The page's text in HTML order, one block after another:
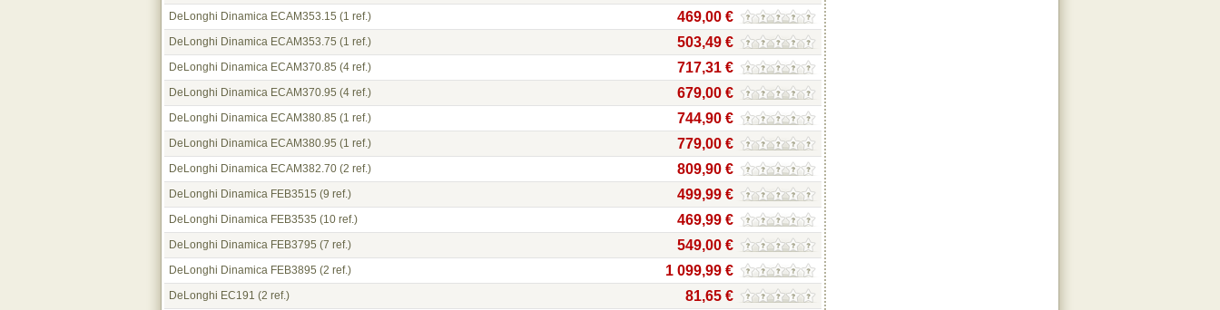
DeLonghi Dinamica ECAM353.15 (1 ref.) 469,00 €
DeLonghi Dinamica ECAM353.75 (1 ref.) 503,49 €
DeLonghi Dinamica ECAM370.85 (4 ref.) 717,31 €
DeLonghi Dinamica ECAM370.95 (4 ref.) 679,00 €
DeLonghi Dinamica ECAM380.85 (1 ref.) 744,90 €
DeLonghi Dinamica ECAM380.95 (1 ref.) 779,00 €
DeLonghi Dinamica ECAM382.70 (2 ref.) 809,90 €
DeLonghi Dinamica FEB3515 (9 ref.) 499,99 €
DeLonghi Dinamica FEB3535 (10 ref.) 469,99 €
DeLonghi Dinamica FEB3795 (7 ref.) 549,00 €
DeLonghi Dinamica FEB3895 (2 ref.) 1 099,99 €
DeLonghi EC191 (2 ref.) 81,65 €